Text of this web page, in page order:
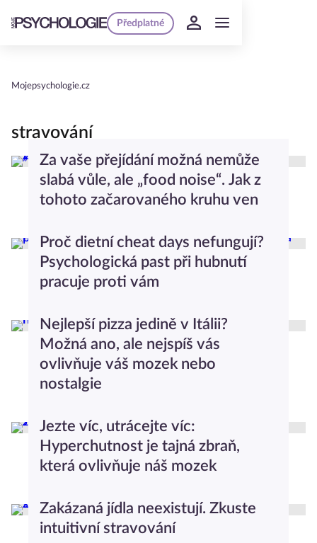
Předplatné
Mojepsychologie.cz
stravování
Za vaše přejídání možná nemůže
slabá vůle, ale „food noise“. Jak z
tohoto začarovaného kruhu ven
Proč dietní cheat days nefungují?
Psychologická past při hubnutí
pracuje proti vám
Nejlepší pizza jedině v Itálii?
Možná ano, ale nejspíš vás
ovlivňuje váš mozek nebo
nostalgie
Jezte víc, utrácejte víc:
Hyperchutnost je tajná zbraň,
která ovlivňuje náš mozek
Zakázaná jídla neexistují. Zkuste
intuitivní stravování